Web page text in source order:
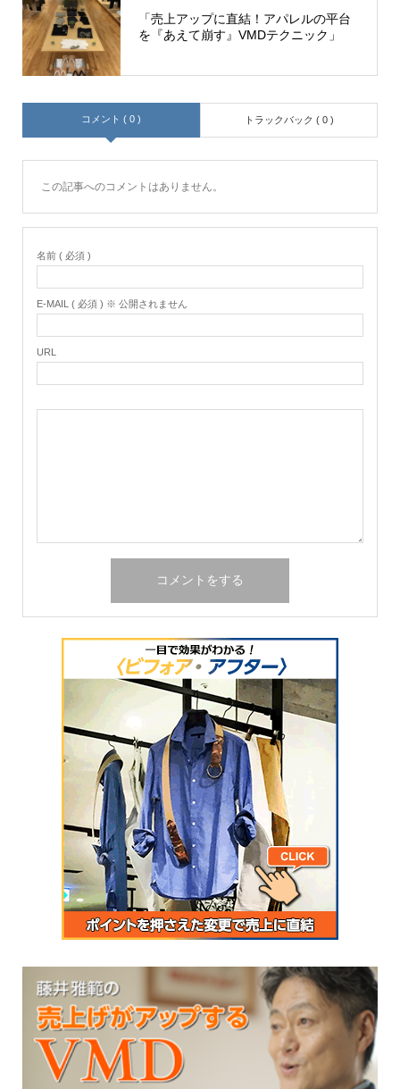
「売上アップに直結！アパレルの平台
を『あえて崩す』VMDテクニック」
コメント ( 0 ) トラックバック ( 0 )
この記事へのコメントはありません。
名前 ( 必須 )
E-MAIL ( 必須 ) ※ 公開されません
URL